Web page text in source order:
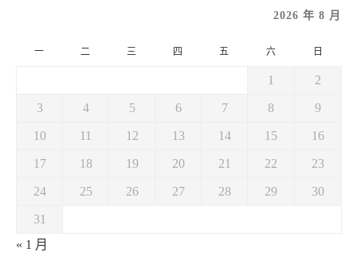
2026 年 8 月
一 二 三 四 五 六 日
1 2
3 4 5 6 7 8 9
10 11 12 13 14 15 16
17 18 19 20 21 22 23
24 25 26 27 28 29 30
31
« 1 月